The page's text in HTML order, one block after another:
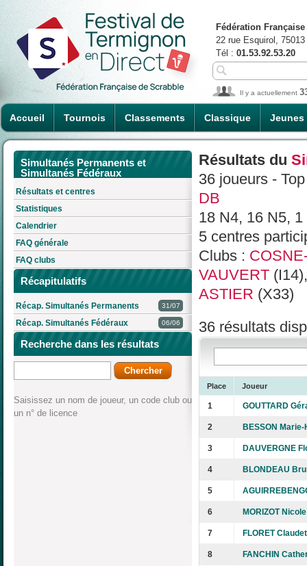
Accueil Tournois Classements Classique Jeunes
Fédération
22 rue Esquirol,
Tél : 01.53.92.53.20
Il y a actuellement
Simultanés Permanents et
Simultanés Fédéraux
Résultats et centres
Statistiques
Calendrier
FAQ générale
FAQ clubs
Récapitulatifs
Récap. Simultanés Permanents 31/07
Récap. Simultanés Fédéraux 06/06
Recherche dans les résultats
Saisissez un nom de joueur, un code club ou
un n° de licence
Résultats du
36 joueurs -
DB
18 N4, 16 N5,
5 centres
Clubs :
VAUVERT
ASTIER (X33)
36 résultats
Place Joueur
1 GOUTTARD
2 BESSON Marie-
3 DAUVERGNE
4 BLONDEAU
5
6 MORIZOT Nicole
7 FLORET
8 FANCHIN